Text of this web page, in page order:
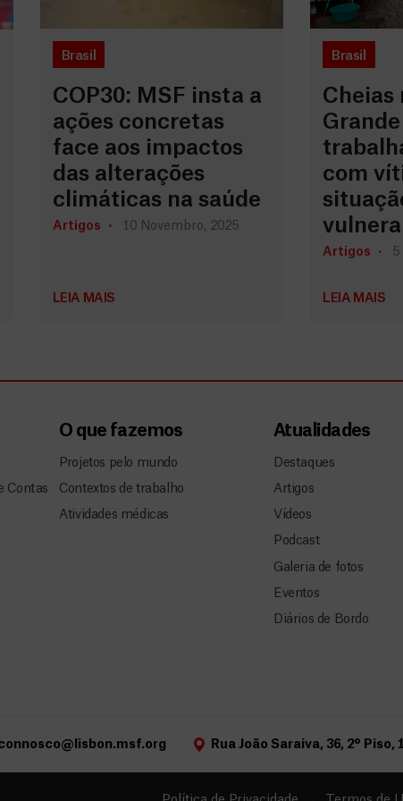
Brasil
COP30: MSF insta a
ações concretas
face aos impactos
das alterações
climáticas na saúde
Artigos 10 Novembro, 2025
LEIA MAIS
Brasil
Cheias
com
Artigos 5
LEIA MAIS
Contas
O que fazemos
Projetos pelo mundo
Contextos de trabalho
Atividades médicas
Atualidades
Destaques
Artigos
Vídeos
Podcast
Galeria de fotos
Eventos
Diários de Bordo
Rua João Saraiva, 36, 2º Piso,